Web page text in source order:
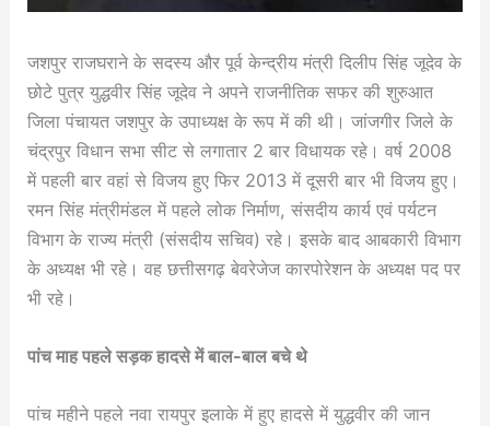
जशपुर राजघराने के सदस्य और पूर्व केन्द्रीय मंत्री दिलीप सिंह जूदेव के
छोटे पुत्र युद्धवीर सिंह जूदेव ने अपने राजनीतिक सफर की शुरुआत
जिला पंचायत जशपुर के उपाध्यक्ष के रूप में की थी। जांजगीर जिले के
चंद्रपुर विधान सभा सीट से लगातार 2 बार विधायक रहे। वर्ष 2008
में पहली बार वहां से विजय हुए फिर 2013 में दूसरी बार भी विजय हुए।
रमन सिंह मंत्रीमंडल में पहले लोक निर्माण, संसदीय कार्य एवं पर्यटन
विभाग के राज्य मंत्री (संसदीय सचिव) रहे। इसके बाद आबकारी विभाग
के अध्यक्ष भी रहे। वह छत्तीसगढ़ बेवरेजेज कारपोरेशन के अध्यक्ष पद पर
भी रहे।
पांच माह पहले सड़क हादसे में बाल-बाल बचे थे
पांच महीने पहले नवा रायपुर इलाके में हुए हादसे में युद्धवीर की जान